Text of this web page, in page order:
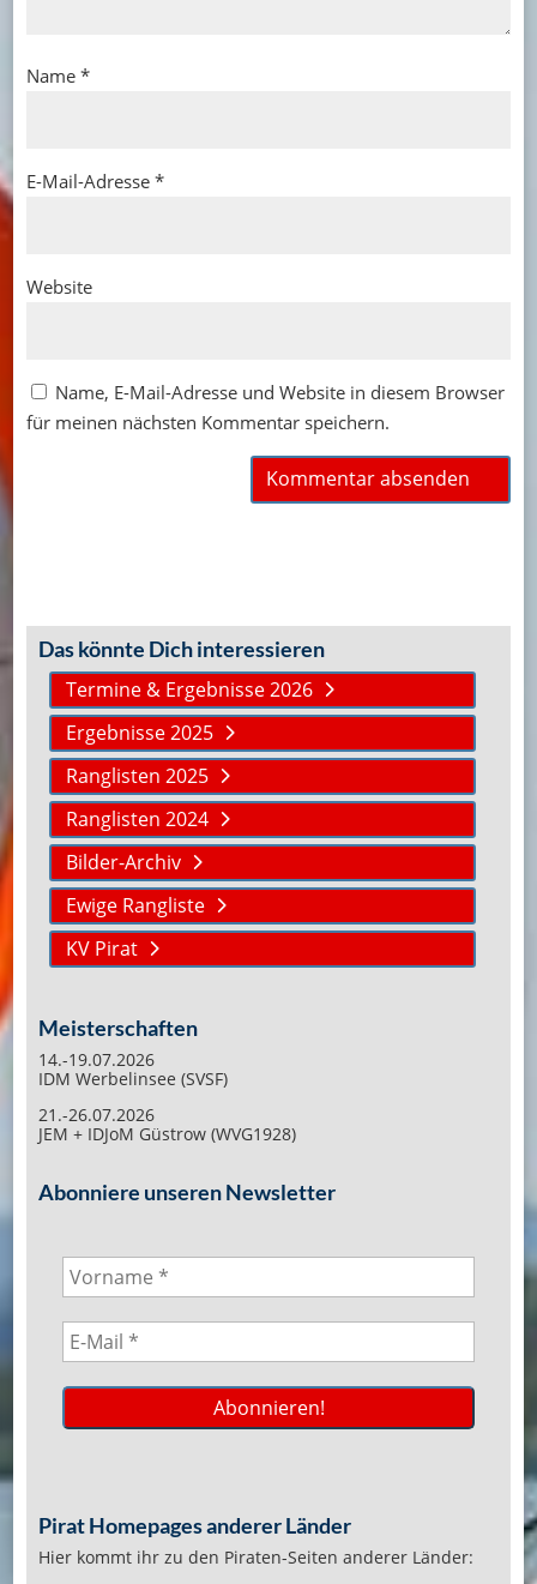
Name *
E-Mail-Adresse *
Website
Name, E-Mail-Adresse und Website in diesem Browser
für meinen nächsten Kommentar speichern.
Das könnte Dich interessieren
Termine & Ergebnisse 2026
Ergebnisse 2025
Ranglisten 2025
Ranglisten 2024
Bilder-Archiv
Ewige Rangliste
KV Pirat
Meisterschaften
14.-19.07.2026
IDM Werbelinsee (SVSF)
21.-26.07.2026
JEM + IDJoM Güstrow (WVG1928)
Abonniere unseren Newsletter
Pirat Homepages anderer Länder
Hier kommt ihr zu den Piraten-Seiten anderer Länder: